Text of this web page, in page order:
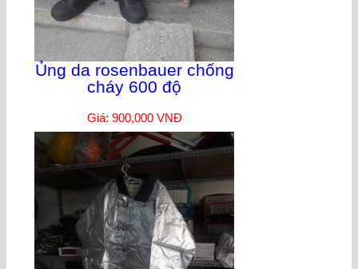
Ủng da rosenbauer chống
cháy 600 độ
Giá: 900,000 VNĐ